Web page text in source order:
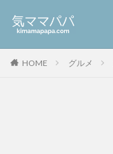
HOME グルメ